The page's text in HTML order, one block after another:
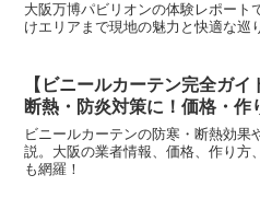
大阪万博パビリオンの体験レポート
けエリアまで現地の魅力と快適な巡
【ビニールカーテン完全ガ
断熱・防炎対策に！価格・作
ビニールカーテンの防寒・断熱効果
説。大阪の業者情報、価格、作り方
も網羅！